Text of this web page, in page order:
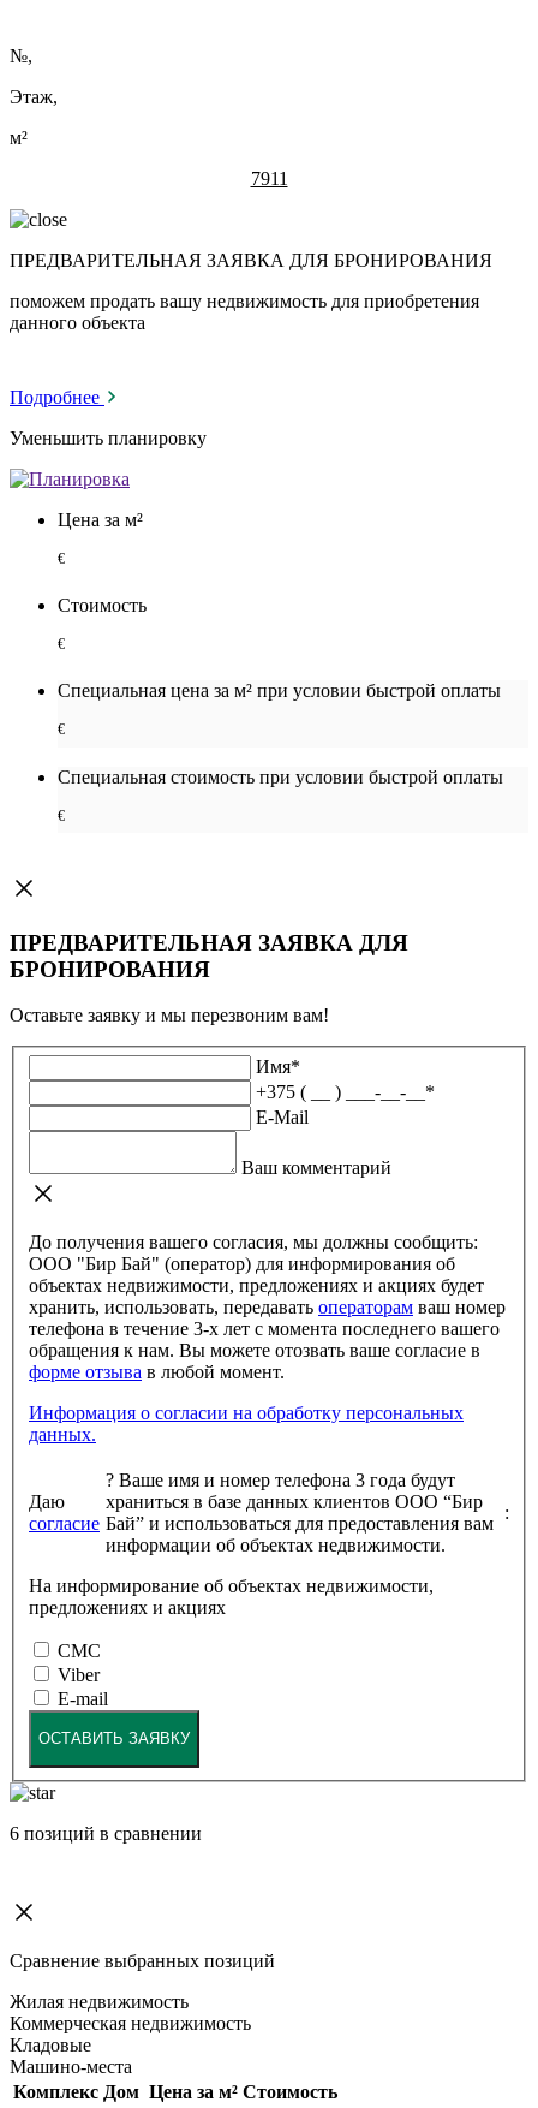
№,
Этаж,
м²
7911
ПРЕДВАРИТЕЛЬНАЯ ЗАЯВКА ДЛЯ БРОНИРОВАНИЯ
поможем продать вашу недвижимость для приобретения
данного объекта
Подробнее
Уменьшить планировку
Цена за м²
€
Стоимость
€
Специальная цена за м² при условии быстрой оплаты
€
Специальная cтоимость при условии быстрой оплаты
€
ПРЕДВАРИТЕЛЬНАЯ ЗАЯВКА ДЛЯ
БРОНИРОВАНИЯ
Оставьте заявку и мы перезвоним вам!
Имя*
+375 ( __ ) ___-__-__ *
E-Mail
Ваш комментарий
До получения вашего согласия, мы должны сообщить:
ООО "Бир Бай" (оператор) для информирования об
объектах недвижимости, предложениях и акциях будет
хранить, использовать, передавать операторам
телефона в течение 3-х лет с момента последнего вашего
обращения к нам. Вы можете отозвать ваше согласие в
форме отзыва
в любой момент.
Информация о согласии на обработку персональных
данных.
Даю
согласие
? Ваше имя и номер телефона 3 года будут
храниться в базе данных клиентов ООО “Бир
Бай” и использоваться для предоставления вам
информации об объектах недвижимости.
:
На информирование об объектах недвижимости,
предложениях и акциях
СМС
Viber
E-mail
ОСТАВИТЬ ЗАЯВКУ
6 позиций в сравнении
Сравнение выбранных позиций
Жилая недвижимость
Коммерческая недвижимость
Кладовые
Машино-места
Комплекс Дом Цена за м² Стоимость